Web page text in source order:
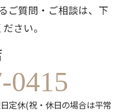
ご質問・ご相談は、下
さい。
0415
定休(祝・休日の場合は平常